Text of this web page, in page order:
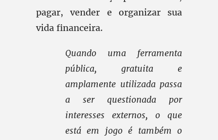
pagar, vender e organizar sua
vida financeira.
Quando uma ferramenta
pública, gratuita e
amplamente utilizada passa
a ser questionada por
interesses externos, o que
está em jogo é também o